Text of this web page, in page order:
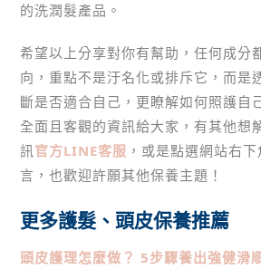
的洗潤髮產品。
希望以上分享對你有幫助，任何成分
向，重點不是汙名化或排斥它，而是
斷是否適合自己，更瞭解如何照護自
全面且客觀的資訊給大家，有其他想
訊官方LINE客服 ，或是點選網站右
言，也歡迎許願其他保養主題！
更多護髮、頭皮保養推薦
頭皮護理怎麼做？ 5步驟養出強健滑